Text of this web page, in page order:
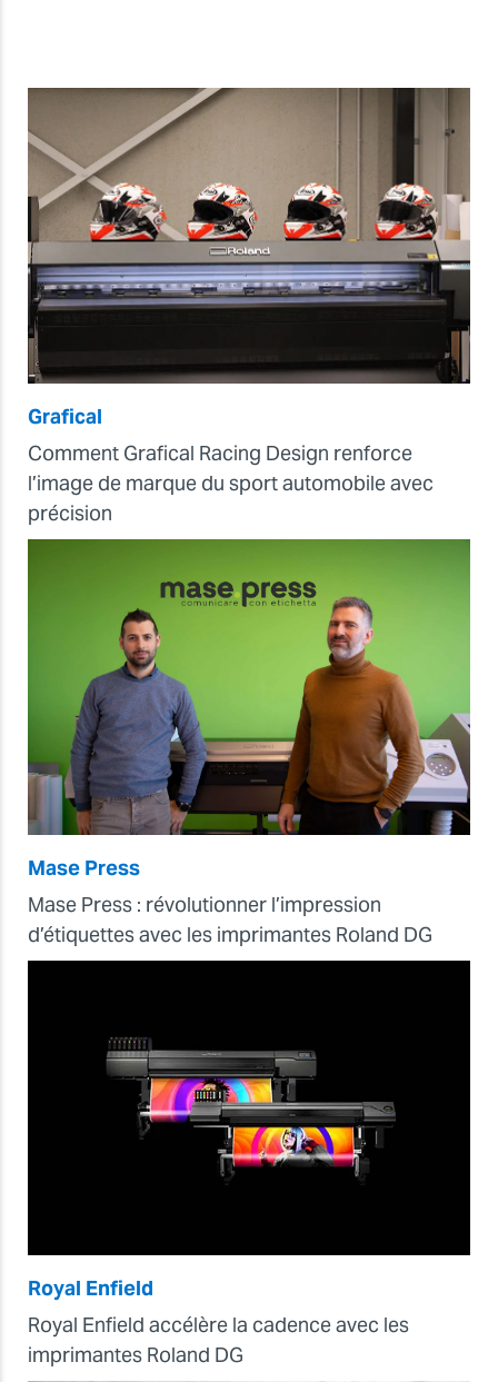
Grafical
Comment Grafical Racing Design renforce
l’image de marque du sport automobile avec
précision
Mase Press
Mase Press : révolutionner l’impression
d’étiquettes avec les imprimantes Roland DG
Royal Enfield
Royal Enfield accélère la cadence avec les
imprimantes Roland DG